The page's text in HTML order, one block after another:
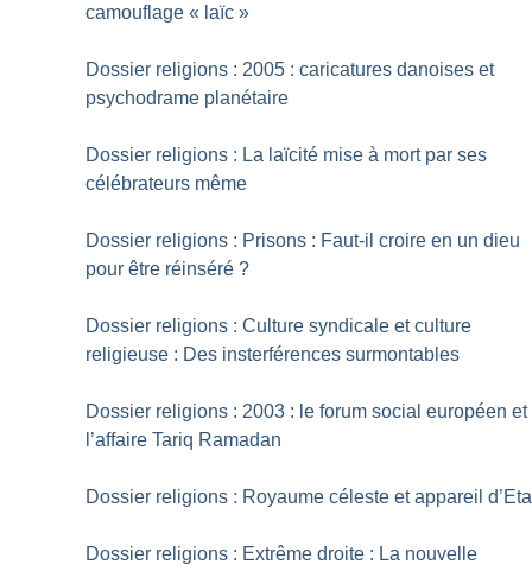
camouflage « laïc »
Dossier religions : 2005 : caricatures danoises et
psychodrame planétaire
Dossier religions : La laïcité mise à mort par ses
célébrateurs même
Dossier religions : Prisons : Faut-il croire en un dieu
pour être réinséré ?
Dossier religions : Culture syndicale et culture
religieuse : Des insterférences surmontables
Dossier religions : 2003 : le forum social européen et
l’affaire Tariq Ramadan
Dossier religions : Royaume céleste et appareil
Dossier religions : Extrême droite : La nouvelle